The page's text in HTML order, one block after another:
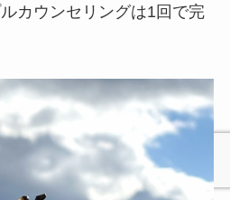
カウンセリングは1回で完